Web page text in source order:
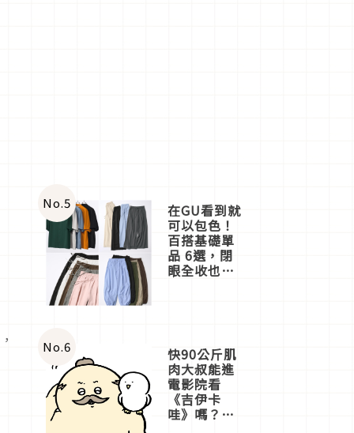
No.5 在GU看到就
可以包色！
百搭基礎單
品 6選，閉
眼全收也不
No.6 快90公斤肌
肉大叔能進
電影院看
《吉伊卡
哇》嗎？日